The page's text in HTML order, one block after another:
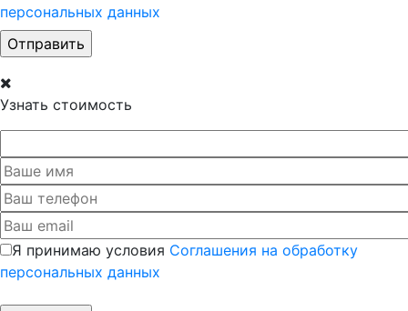
персональных данных
Узнать стоимость
Я принимаю условия Соглашения на обработку
персональных данных